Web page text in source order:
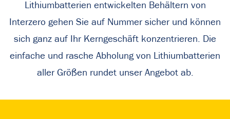
Lithiumbatterien entwickelten Behältern von
Interzero gehen Sie auf Nummer sicher und können
sich ganz auf Ihr Kerngeschäft konzentrieren. Die
einfache und rasche Abholung von Lithiumbatterien
aller Größen rundet unser Angebot ab.